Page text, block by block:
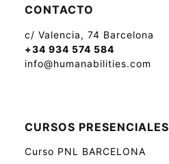
CONTACTO
c/ Valencia, 74 Barcelona
+34 934 574 584
info@humanabilities.com
CURSOS PRESENCIALES
Curso PNL BARCELONA